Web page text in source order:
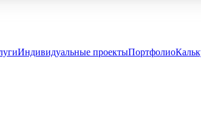
Индивидуальные проектыПортфолио